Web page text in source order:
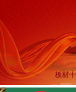
板材